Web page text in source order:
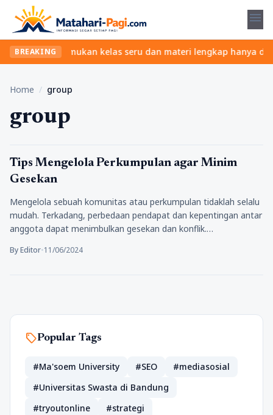
menu
BREAKING
ribet? Temukan kelas seru dan materi lengkap hanya di
Home / group
group
Tips
Tips Mengelola Perkumpulan agar Minim
Gesekan
Mengelola sebuah komunitas atau perkumpulan tidaklah selalu
mudah. Terkadang, perbedaan pendapat dan kepentingan antar
anggota dapat menimbulkan gesekan dan konflik.…
By Editor•11/06/2024
sellPopular Tags
#Ma'soem University #SEO
#mediasosial
#Universitas Swasta di Bandung
#tryoutonline
#strategi